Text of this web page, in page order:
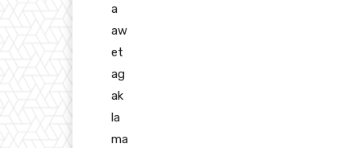
a
aw
et
ag
ak
la
ma